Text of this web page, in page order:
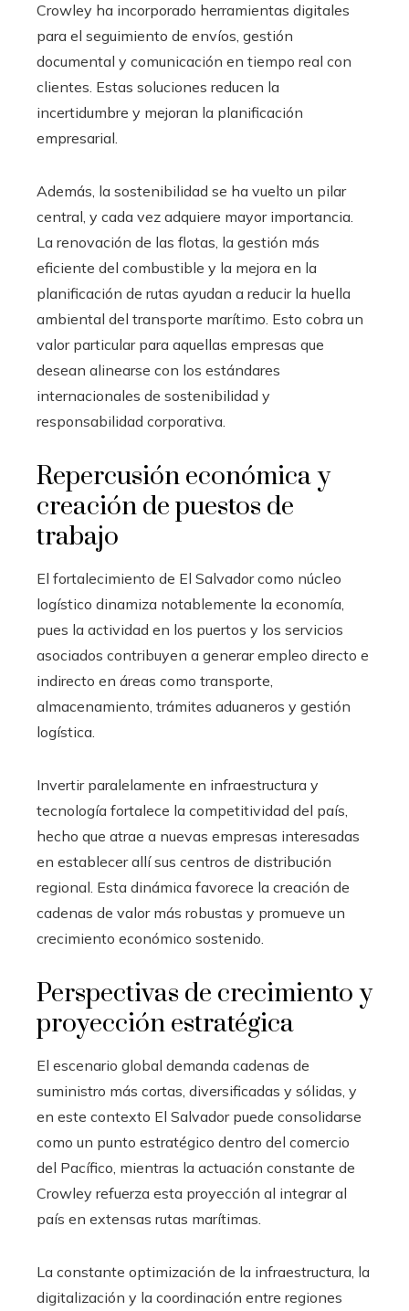
Crowley ha incorporado herramientas digitales
para el seguimiento de envíos, gestión
documental y comunicación en tiempo real con
clientes. Estas soluciones reducen la
incertidumbre y mejoran la planificación
empresarial.
Además, la sostenibilidad se ha vuelto un pilar
central, y cada vez adquiere mayor importancia.
La renovación de las flotas, la gestión más
eficiente del combustible y la mejora en la
planificación de rutas ayudan a reducir la huella
ambiental del transporte marítimo. Esto cobra un
valor particular para aquellas empresas que
desean alinearse con los estándares
internacionales de sostenibilidad y
responsabilidad corporativa.
Repercusión económica y
creación de puestos de
trabajo
El fortalecimiento de El Salvador como núcleo
logístico dinamiza notablemente la economía,
pues la actividad en los puertos y los servicios
asociados contribuyen a generar empleo directo e
indirecto en áreas como transporte,
almacenamiento, trámites aduaneros y gestión
logística.
Invertir paralelamente en infraestructura y
tecnología fortalece la competitividad del país,
hecho que atrae a nuevas empresas interesadas
en establecer allí sus centros de distribución
regional. Esta dinámica favorece la creación de
cadenas de valor más robustas y promueve un
crecimiento económico sostenido.
Perspectivas de crecimiento y
proyección estratégica
El escenario global demanda cadenas de
suministro más cortas, diversificadas y sólidas, y
en este contexto El Salvador puede consolidarse
como un punto estratégico dentro del comercio
del Pacífico, mientras la actuación constante de
Crowley refuerza esta proyección al integrar al
país en extensas rutas marítimas.
La constante optimización de la infraestructura, la
digitalización y la coordinación entre regiones